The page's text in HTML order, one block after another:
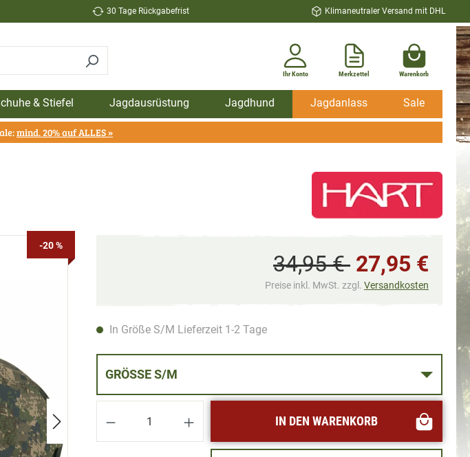
30 Tage Rückgabefrist Klimaneutraler Versand mit DHL
Ihr Konto Merkzettel Warenkorb
& Stiefel Jagdausrüstung Jagdhund Jagdanlass Sale
mind. 20% auf ALLES »
-20 %
34,95 € 27,95 €
Preise inkl. MwSt. zzgl. Versandkosten
In Größe S/M Lieferzeit 1-2 Tage
GRÖSSE S/M
Produkt Anzahl: Gib den gewünschten Wert ein
IN DEN WARENKORB